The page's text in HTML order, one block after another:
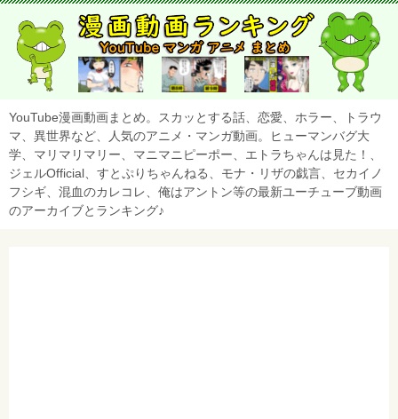
YouTube漫画動画まとめ。スカッとする話、恋愛、ホラー、トラウ
マ、異世界など、人気のアニメ・マンガ動画。ヒューマンバグ大
学、マリマリマリー、マニマニピーポー、エトラちゃんは見た！、
ジェルOfficial、すとぷりちゃんねる、モナ・リザの戯言、セカイノ
フシギ、混血のカレコレ、俺はアントン等の最新ユーチューブ動画
のアーカイブとランキング♪